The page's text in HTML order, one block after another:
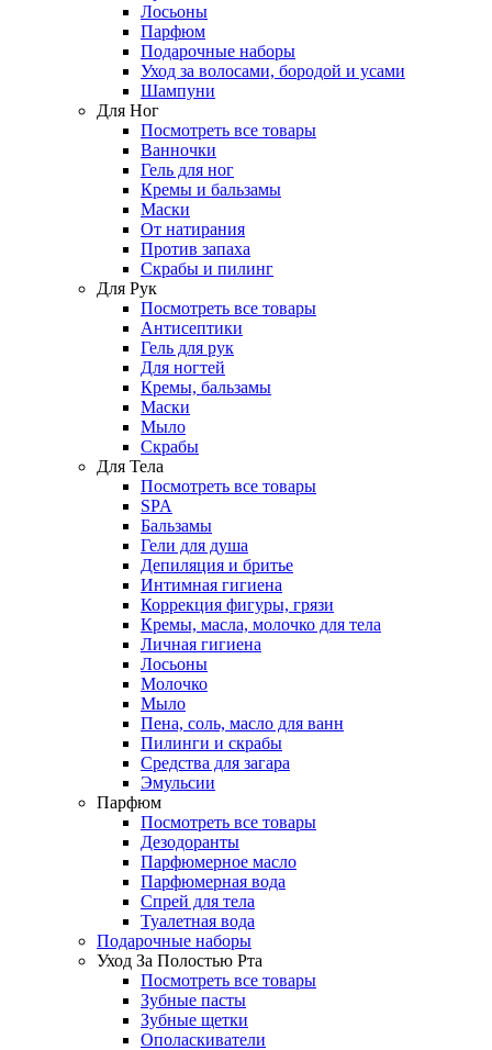
Лосьоны
Парфюм
Подарочные наборы
Уход за волосами, бородой и усами
Шампуни
Для Ног
Посмотреть все товары
Ванночки
Гель для ног
Кремы и бальзамы
Маски
От натирания
Против запаха
Скрабы и пилинг
Для Рук
Посмотреть все товары
Антисептики
Гель для рук
Для ногтей
Кремы, бальзамы
Маски
Мыло
Скрабы
Для Тела
Посмотреть все товары
SPA
Бальзамы
Гели для душа
Депиляция и бритье
Интимная гигиена
Коррекция фигуры, грязи
Кремы, масла, молочко для тела
Личная гигиена
Лосьоны
Молочко
Мыло
Пена, соль, масло для ванн
Пилинги и скрабы
Средства для загара
Эмульсии
Парфюм
Посмотреть все товары
Дезодоранты
Парфюмерное масло
Парфюмерная вода
Спрей для тела
Туалетная вода
Подарочные наборы
Уход За Полостью Рта
Посмотреть все товары
Зубные пасты
Зубные щетки
Ополаскиватели